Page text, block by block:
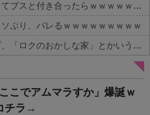
【悲報】 とにかくヤりたくてブスと付き合ったらｗｗｗｗｗｗｗｗｗｗｗｗｗｗｗ
ぶり、バレるｗｗｗｗｗｗｗｗｗ
【画像】 週刊少年ジャンプ、「ロクのおかしな家」とかいう微妙な漫画を巻頭カラーにしたせいで100万部切る
こでアムマラすか」爆誕ｗ
チラ→